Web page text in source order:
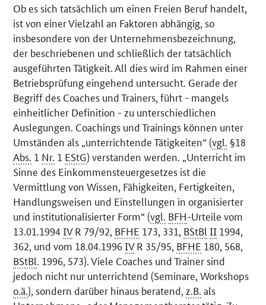
Ob es sich tatsächlich um einen Freien Beruf handelt,
ist von einer Vielzahl an Faktoren abhängig, so
insbesondere von der Unternehmensbezeichnung,
der beschriebenen und schließlich der tatsächlich
ausgeführten Tätigkeit. All dies wird im Rahmen einer
Betriebsprüfung eingehend untersucht. Gerade der
Begriff des Coaches und Trainers, führt - mangels
einheitlicher Definition - zu unterschiedlichen
Auslegungen. Coachings und Trainings können unter
Umständen als „unterrichtende Tätigkeiten“ (vgl. §18
Abs. 1 Nr. 1 EStG) verstanden werden. „Unterricht im
Sinne des Einkommensteuergesetzes ist die
Vermittlung von Wissen, Fähigkeiten, Fertigkeiten,
Handlungsweisen und Einstellungen in organisierter
und institutionalisierter Form“ (vgl. BFH-Urteile vom
13.01.1994IVR 79/92, BFHE 173, 331, BStBl II 1994,
362, und vom 18.04.1996IVR 35/95, BFHE 180, 568,
BStBl. 1996, 573). Viele Coaches und Trainer sind
jedoch nicht nur unterrichtend (Seminare, Workshops
o.ä.), sondern darüber hinaus beratend, z.B. als